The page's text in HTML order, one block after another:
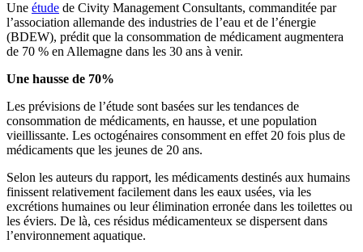
Une étude de Civity Management Consultants, commanditée par
l’association allemande des industries de l’eau et de l’énergie
(BDEW), prédit que la consommation de médicament augmentera
de 70 % en Allemagne dans les 30 ans à venir.
Une hausse de 70%
Les prévisions de l’étude sont basées sur les tendances de
consommation de médicaments, en hausse, et une population
vieillissante. Les octogénaires consomment en effet 20 fois plus de
médicaments que les jeunes de 20 ans.
Selon les auteurs du rapport, les médicaments destinés aux humains
finissent relativement facilement dans les eaux usées, via les
excrétions humaines ou leur élimination erronée dans les toilettes ou
les éviers. De là, ces résidus médicamenteux se dispersent dans
l’environnement aquatique.